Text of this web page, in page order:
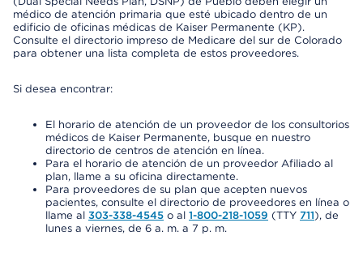
médico de atención primaria que esté ubicado dentro de un
edificio de oficinas médicas de Kaiser Permanente (KP).
Consulte el directorio impreso de Medicare del sur de Colorado
para obtener una lista completa de estos proveedores.
Si desea encontrar:
El horario de atención de un proveedor de los consultorios
médicos de Kaiser Permanente, busque en nuestro
directorio de centros de atención en línea.
Para el horario de atención de un proveedor Afiliado al
plan, llame a su oficina directamente.
Para proveedores de su plan que acepten nuevos
pacientes, consulte el directorio de proveedores en línea o
llame al 303-338-4545 o al 1-800-218-1059 (TTY 711), de
lunes a viernes, de 6 a. m. a 7 p. m.